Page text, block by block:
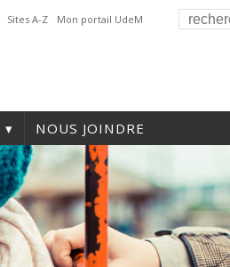
Sites A-Z Mon portail UdeM
NOUS JOINDRE